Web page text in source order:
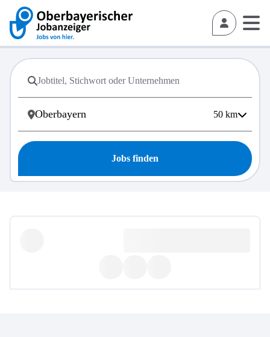
50 km
Jobs finden